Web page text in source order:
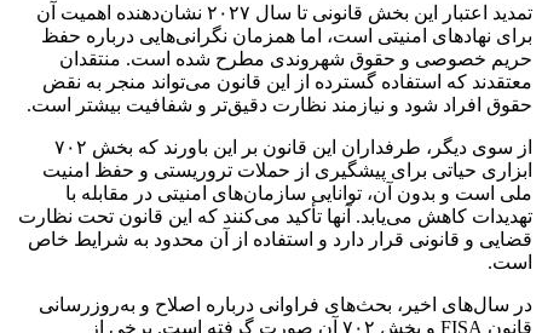
تمدید اعتبار این بخش قانونی تا سال ۲۰۲۷ نشان‌دهنده اهمیت آن
برای نهادهای امنیتی است، اما همزمان نگرانی‌هایی درباره حفظ
حریم خصوصی و حقوق شهروندی مطرح شده است. منتقدان
معتقدند که استفاده گسترده از این قانون می‌تواند منجر به نقض
حقوق افراد شود و نیازمند نظارت دقیق‌تر و شفافیت بیشتر است.
از سوی دیگر، طرفداران این قانون بر این باورند که بخش ۷۰۲
ابزاری حیاتی برای پیشگیری از حملات تروریستی و حفظ امنیت
ملی است و بدون آن، توانایی سازمان‌های امنیتی در مقابله با
تهدیدات کاهش می‌یابد. آنها تأکید می‌کنند که این قانون تحت نظارت
قضایی و قانونی قرار دارد و استفاده از آن محدود به شرایط خاص
است.
در سال‌های اخیر، بحث‌های فراوانی درباره اصلاح و به‌روزرسانی
قانون FISA و بخش ۷۰۲ آن صورت گرفته است. برخی از